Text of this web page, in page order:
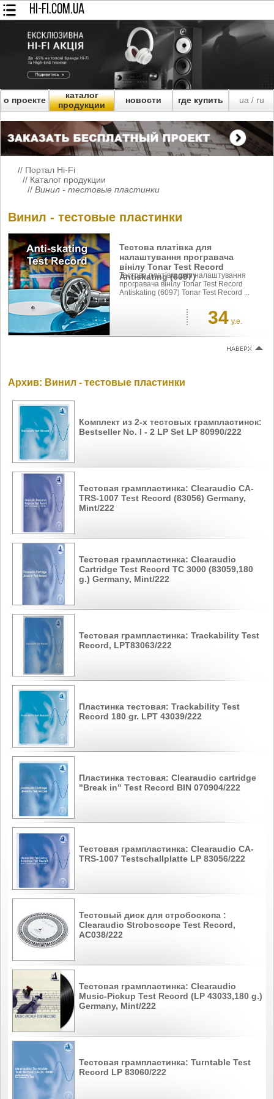
HI-FI.COM.UA
о проекте
каталог
продукции
новости где купить ua/ ru
// Портал Hi-Fi
// Каталог продукции
// Винил - тестовые пластинки
Винил - тестовые пластинки
Тестова платівка для
налаштування програвача
вінілу Tonar Test Record
Antiskating (6097)
Тестова платівка для налаштування
програвача вінілу Tonar Test Record
Antiskating (6097) Tonar Test Record ...
34 у.е.
Архив: Винил - тестовые пластинки
Комплект из 2-х тестовых грампластинок:
Bestseller No. I - 2 LP Set LP 80990/222
Тестовая грампластинка: Clearaudio CA-
TRS-1007 Test Record (83056) Germany,
Mint/222
Тестовая грампластинка: Clearaudio
Cartridge Test Record TC 3000 (83059,180
g.) Germany, Mint/222
Тестовая грампластинка: Trackability Test
Record, LPT83063/222
Пластинка тестовая: Trackability Test
Record 180 gr. LPT 43039/222
Пластинка тестовая: Clearaudio cartridge
"Break in" Test Record BIN 070904/222
Тестовая грампластинка: Clearaudio CA-
TRS-1007 Testschallplatte LP 83056/222
Тестовый диск для стробоскопа :
Clearaudio Stroboscope Test Record,
AC038/222
Тестовая грампластинка: Clearaudio
Music-Pickup Test Record (LP 43033,180 g.)
Germany, Mint/222
Тестовая грампластинка: Turntable Test
Record LP 83060/222